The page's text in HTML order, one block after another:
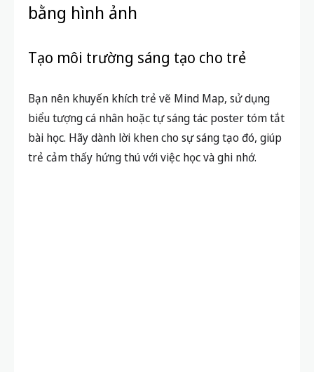
bằng hình ảnh
Tạo môi trường sáng tạo cho trẻ
Bạn nên khuyến khích trẻ vẽ Mind Map, sử dụng
biểu tượng cá nhân hoặc tự sáng tác poster tóm tắt
bài học. Hãy dành lời khen cho sự sáng tạo đó, giúp
trẻ cảm thấy hứng thú với việc học và ghi nhớ.